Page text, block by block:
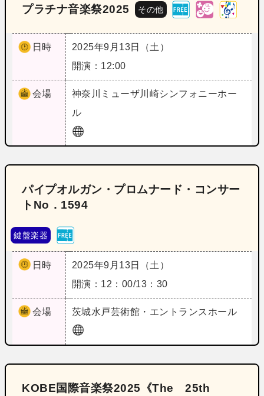
プラチナ音楽祭2025 その他
日時
2025年9月13日（土）
開演：12:00
会場 神奈川
ミューザ川崎シンフォニーホー
ル
パイプオルガン・プロムナード・コンサー
トNo．1594
鍵盤楽器
日時
2025年9月13日（土）
開演：12：00/13：30
会場 茨城水戸芸術館・エントランスホール
KOBE国際音楽祭2025《The 25th